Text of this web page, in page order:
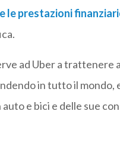
le prestazioni
ad Uber a
in tutto il mondo,
e bici e delle sue